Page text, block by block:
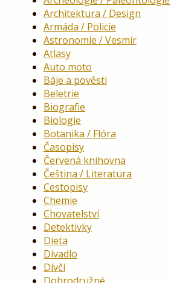
Architektura / Design
Armáda / Policie
Astronomie / Vesmír
Atlasy
Auto moto
Báje a pověsti
Beletrie
Biografie
Biologie
Botanika / Flóra
Časopisy
Červená knihovna
Čeština / Literatura
Cestopisy
Chemie
Chovatelství
Detektivky
Dieta
Divadlo
Dívčí